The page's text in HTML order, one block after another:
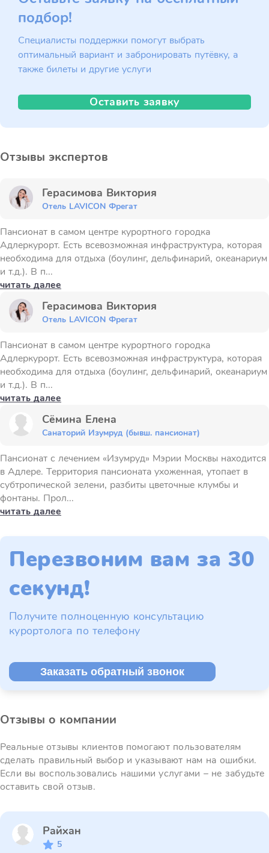
подбор!
Специалисты поддержки помогут выбрать
оптимальный вариант и забронировать путёвку, а
также билеты и другие услуги
Оставить заявку
Отзывы экспертов
Герасимова Виктория
Отель LAVICON Фрегат
Пансионат в самом центре курортного городка
Адлеркурорт. Есть всевозможная инфраструктура, которая
необходима для отдыха (боулинг, дельфинарий, океанариум
и т.д.). В п...
читать далее
Герасимова Виктория
Отель LAVICON Фрегат
Пансионат в самом центре курортного городка
Адлеркурорт. Есть всевозможная инфраструктура, которая
необходима для отдыха (боулинг, дельфинарий, океанариум
и т.д.). В п...
читать далее
Сёмина Елена
Санаторий Изумруд (бывш. пансионат)
Пансионат с лечением «Изумруд» Мэрии Москвы находится
в Адлере. Территория пансионата ухоженная, утопает в
субтропической зелени, разбиты цветочные клумбы и
фонтаны. Прол...
читать далее
Перезвоним вам за 30
секунд!
Получите полноценную консультацию
курортолога по телефону
Заказать обратный звонок
Отзывы о компании
Реальные отзывы клиентов помогают пользователям
сделать правильный выбор и указывают нам на ошибки.
Если вы воспользовались нашими услугами – не забудьте
оставить свой отзыв.
Райхан
5